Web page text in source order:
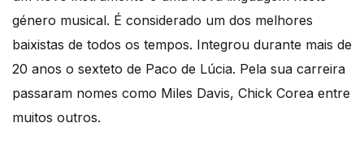
género musical. É considerado um dos melhores
baixistas de todos os tempos. Integrou durante mais de
20 anos o sexteto de Paco de Lúcia. Pela sua carreira
passaram nomes como Miles Davis, Chick Corea entre
muitos outros.